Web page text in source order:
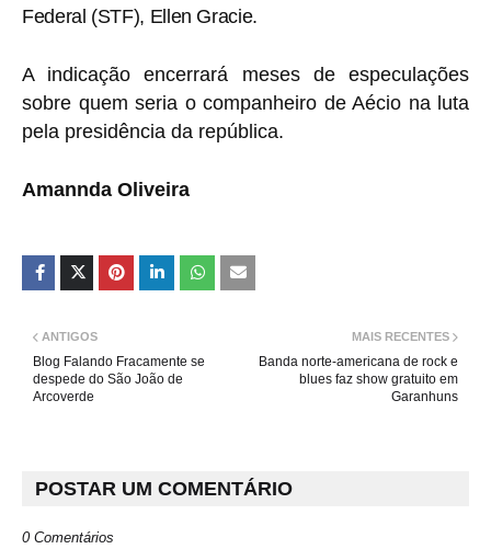
Federal (STF), Ellen Gracie.
A indicação encerrará meses de especulações
sobre quem seria o companheiro de Aécio na luta
pela presidência da república.
Amannda Oliveira
MAIS RECENTES
Banda norte-americana de rock e
blues faz show gratuito em
Garanhuns
ANTIGOS
Blog Falando Fracamente se
despede do São João de
Arcoverde
POSTAR UM COMENTÁRIO
0 Comentários